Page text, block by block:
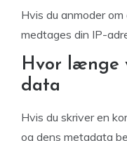
Hvis du anmoder
medtages din IP-
Hvor længe
data
Hvis du skriver en
og dens metadata